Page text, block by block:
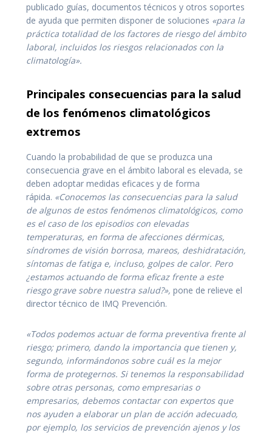
publicado guías, documentos técnicos y otros soportes
de ayuda que permiten disponer de soluciones «para la
práctica totalidad de los factores de riesgo del ámbito
laboral, incluidos los riesgos relacionados con la
climatología».
Principales consecuencias para la salud
de los fenómenos climatológicos
extremos
Cuando la probabilidad de que se produzca una
consecuencia grave en el ámbito laboral es elevada, se
deben adoptar medidas eficaces y de forma
rápida. «Conocemos las consecuencias para la salud
de algunos de estos fenómenos climatológicos, como
es el caso de los episodios con elevadas
temperaturas, en forma de afecciones dérmicas,
síndromes de visión borrosa, mareos, deshidratación,
síntomas de fatiga e, incluso, golpes de calor. Pero
¿estamos actuando de forma eficaz frente a este
riesgo grave sobre nuestra salud?», pone de relieve el
director técnico de IMQ Prevención.
«Todos podemos actuar de forma preventiva frente al
riesgo; primero, dando la importancia que tienen y,
segundo, informándonos sobre cuál es la mejor
forma de protegernos. Si tenemos la responsabilidad
sobre otras personas, como empresarias o
empresarios, debemos contactar con expertos que
nos ayuden a elaborar un plan de acción adecuado,
por ejemplo, los servicios de prevención ajenos y los